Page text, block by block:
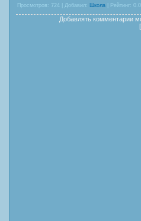
Просмотров : 724 | Добавил: Школа Рейтинг: 0.0
Добавлять комментарии